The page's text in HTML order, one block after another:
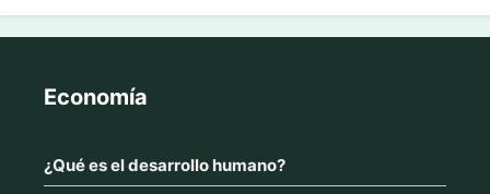
Economía
¿Qué es el desarrollo humano?